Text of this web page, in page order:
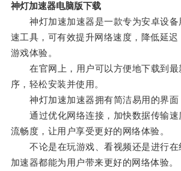
神灯加速器电脑版下载
神灯加速加速器是一款专为安卓设备
速工具，可有效提升网络速度，降低延
游戏体验。
在官网上，用户可以方便地下载到最
序，轻松安装并使用。
神灯加速加速器拥有简洁易用的界面
通过优化网络连接，加快数据传输速
流畅度，让用户享受更好的网络体验。
不论是在玩游戏、看视频还是进行在
加速器都能为用户带来更好的网络体验。